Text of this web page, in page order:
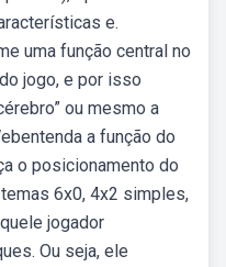
e.
uma função central no
jogo, e por isso
ou mesmo a
a função do
o posicionamento do
6x0, 4x2 simples,
jogador
Ou seja, ele